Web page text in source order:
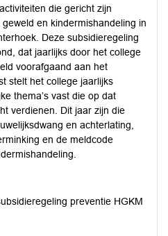
die gericht zijn
en kindermishandeling in
Deze subsidieregeling
dat jaarlijks door het college
voorafgaand aan het
stelt het college jaarlijks
thema’s vast die op dat
verdienen. Dit jaar zijn die
en achterlating,
en de meldcode
preventie HGKM